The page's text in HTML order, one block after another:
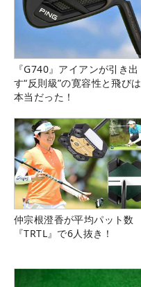
『G740』アイアンが引き出
す“反則級”の寛容性と飛びは
本当だった！
仲宗根澄香が平均パット数
『TRTL』で6人抜き！